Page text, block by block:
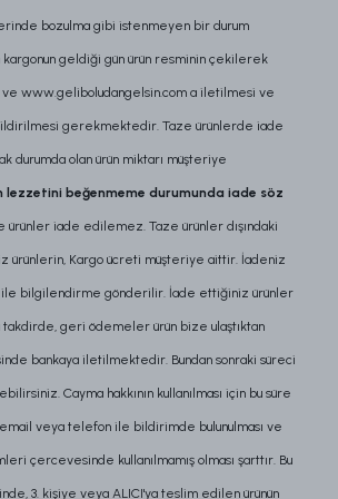
bozulma gibi istenmeyen bir durum
kargonun geldiği gün ürün resminin çekilerek
www.geliboludangelsin.com a iletilmesi ve
bildirilmesi gerekmektedir. Taze ürünlerde iade
durumda olan ürün miktarı müşteriye
lezzetini beğenmeme durumunda iade söz
ürünler iade edilemez. Taze ürünler dışındaki
ürünlerin, Kargo ücreti müşteriye aittir. İadeniz
ile bilgilendirme gönderilir. İade ettiğiniz ürünler
takdirde, geri ödemeler ürün bize ulaştıktan
bankaya iletilmektedir. Bundan sonraki süreci
Cayma hakkının kullanılması için bu süre
veya telefon ile bildirimde bulunulması ve
çercevesinde kullanılmamış olması şarttır. Bu
3. kişiye veya ALICI'ya teslim edilen ürünün